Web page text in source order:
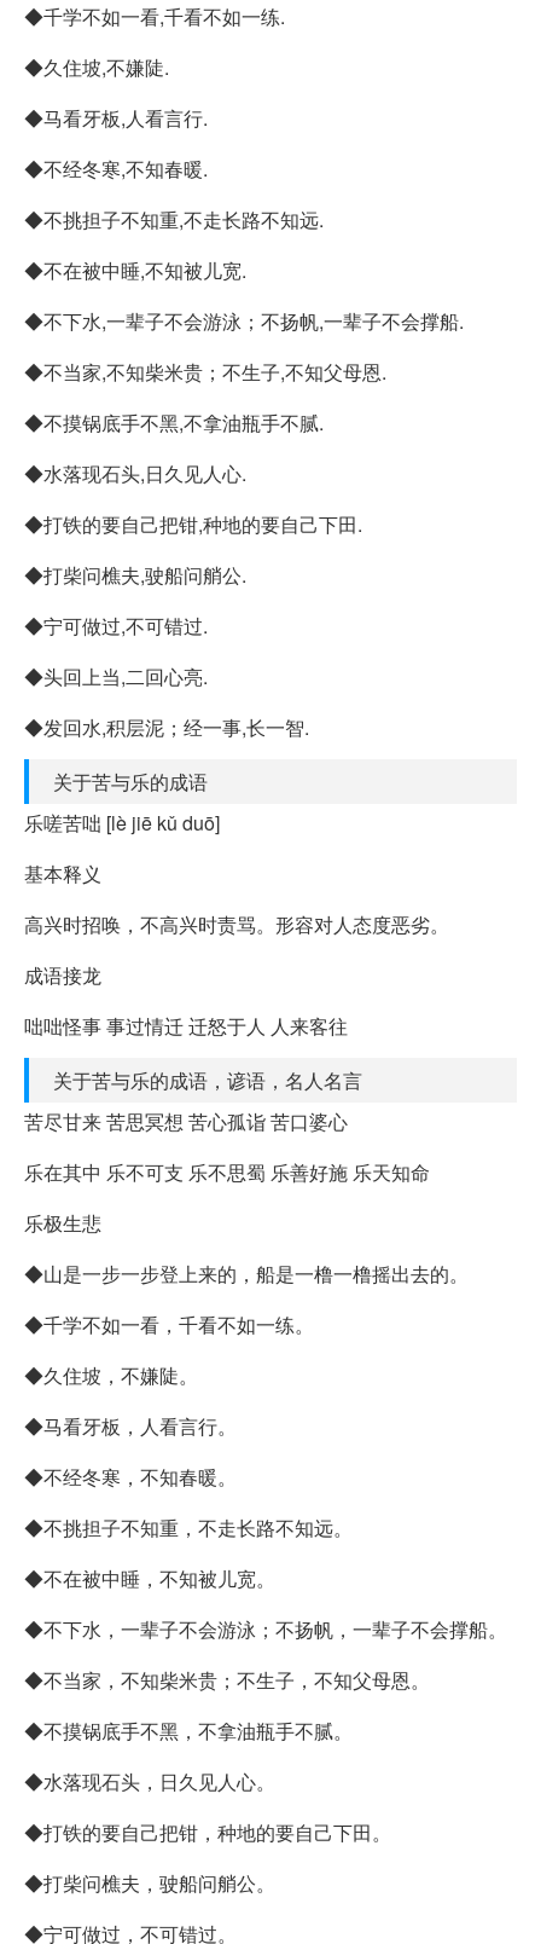
◆千学不如一看,千看不如一练.
◆久住坡,不嫌陡.
◆马看牙板,人看言行.
◆不经冬寒,不知春暖.
◆不挑担子不知重,不走长路不知远.
◆不在被中睡,不知被儿宽.
◆不下水,一辈子不会游泳；不扬帆,一辈子不会撑船.
◆不当家,不知柴米贵；不生子,不知父母恩.
◆不摸锅底手不黑,不拿油瓶手不腻.
◆水落现石头,日久见人心.
◆打铁的要自己把钳,种地的要自己下田.
◆打柴问樵夫,驶船问艄公.
◆宁可做过,不可错过.
◆头回上当,二回心亮.
◆发回水,积层泥；经一事,长一智.
关于苦与乐的成语
乐嗟苦咄 [lè jiē kǔ duō]
基本释义
高兴时招唤，不高兴时责骂。形容对人态度恶劣。
成语接龙
咄咄怪事 事过情迁 迁怒于人 人来客往
关于苦与乐的成语，谚语，名人名言
苦尽甘来 苦思冥想 苦心孤诣 苦口婆心
乐在其中 乐不可支 乐不思蜀 乐善好施 乐天知命
乐极生悲
◆山是一步一步登上来的，船是一橹一橹摇出去的。
◆千学不如一看，千看不如一练。
◆久住坡，不嫌陡。
◆马看牙板，人看言行。
◆不经冬寒，不知春暖。
◆不挑担子不知重，不走长路不知远。
◆不在被中睡，不知被儿宽。
◆不下水，一辈子不会游泳；不扬帆，一辈子不会撑船。
◆不当家，不知柴米贵；不生子，不知父母恩。
◆不摸锅底手不黑，不拿油瓶手不腻。
◆水落现石头，日久见人心。
◆打铁的要自己把钳，种地的要自己下田。
◆打柴问樵夫，驶船问艄公。
◆宁可做过，不可错过。